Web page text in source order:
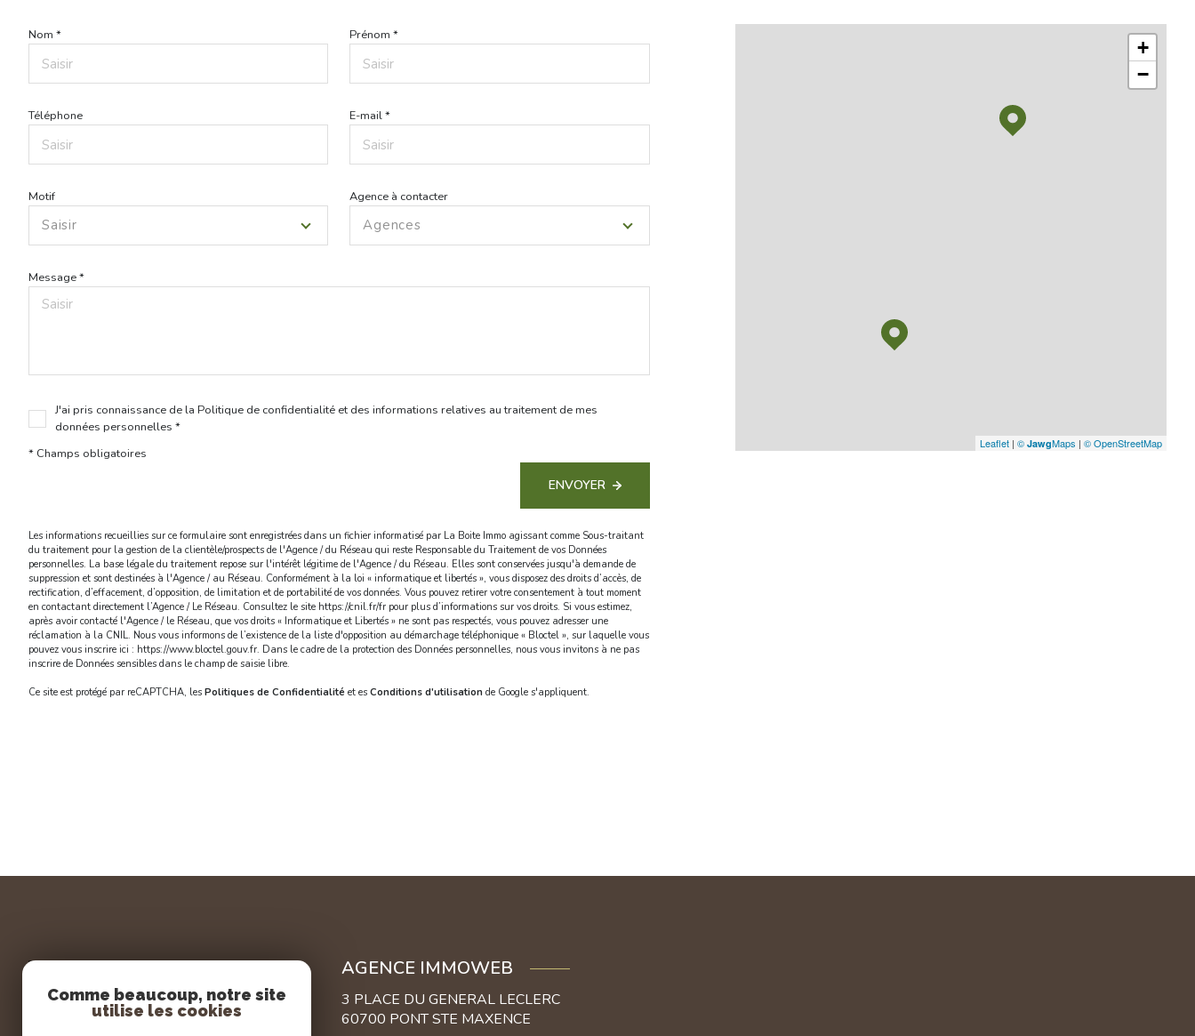
Nom * Prénom *
Téléphone E-mail *
Motif
Saisir
Agence à contacter
Agences
Message *
J'ai pris connaissance de la Politique de confidentialité et des informations relatives au traitement de mes
données personnelles *
* Champs obligatoires
ENVOYER
Les informations recueillies sur ce formulaire sont enregistrées dans un fichier informatisé par La Boite Immo agissant comme Sous-traitant
du traitement pour la gestion de la clientèle/prospects de l'Agence / du Réseau qui reste Responsable du Traitement de vos Données
personnelles. La base légale du traitement repose sur l'intérêt légitime de l'Agence / du Réseau. Elles sont conservées jusqu'à demande de
suppression et sont destinées à l'Agence / au Réseau. Conformément à la loi « informatique et libertés », vous disposez des droits d’accès, de
rectification, d’effacement, d’opposition, de limitation et de portabilité de vos données. Vous pouvez retirer votre consentement à tout moment
en contactant directement l’Agence / Le Réseau. Consultez le site https://cnil.fr/fr pour plus d’informations sur vos droits. Si vous estimez,
après avoir contacté l'Agence / le Réseau, que vos droits « Informatique et Libertés » ne sont pas respectés, vous pouvez adresser une
réclamation à la CNIL. Nous vous informons de l’existence de la liste d'opposition au démarchage téléphonique « Bloctel », sur laquelle vous
pouvez vous inscrire ici : https://www.bloctel.gouv.fr. Dans le cadre de la protection des Données personnelles, nous vous invitons à ne pas
inscrire de Données sensibles dans le champ de saisie libre.
Ce site est protégé par reCAPTCHA, les Politiques de Confidentialité et es Conditions d'utilisation de Google s'appliquent.
+
−
Leaflet| © JawgMaps | © OpenStreetMap
AGENCE IMMOWEB
3 PLACE DU GENERAL LECLERC
60700 PONT STE MAXENCE
Comme beaucoup, notre site
utilise les cookies